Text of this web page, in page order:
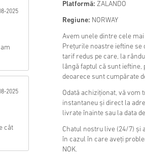
2025
2025
cât
Platformă: ZALANDO
Regiune: NORWAY
Avem unele dintre cele mai
Prețurile noastre ieftine se
tarif redus pe care, la
lângă faptul că sunt
deoarece sunt cumpărate
Odată achiziționat, vă vom
instantaneu și direct la
livrate înainte sau la data
Chatul nostru live (24/7) și
în cazul în care aveți
NOK.